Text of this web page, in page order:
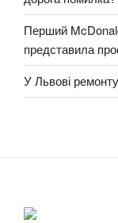
Перший
представила
У Львові